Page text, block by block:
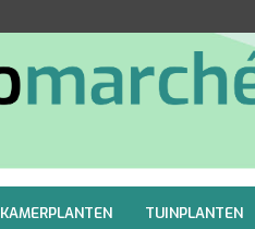
KAMERPLANTEN TUINPLANTEN